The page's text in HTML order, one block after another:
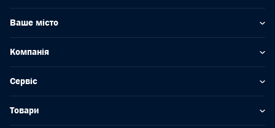
Ваше місто
Компанія
Сервіс
Товари